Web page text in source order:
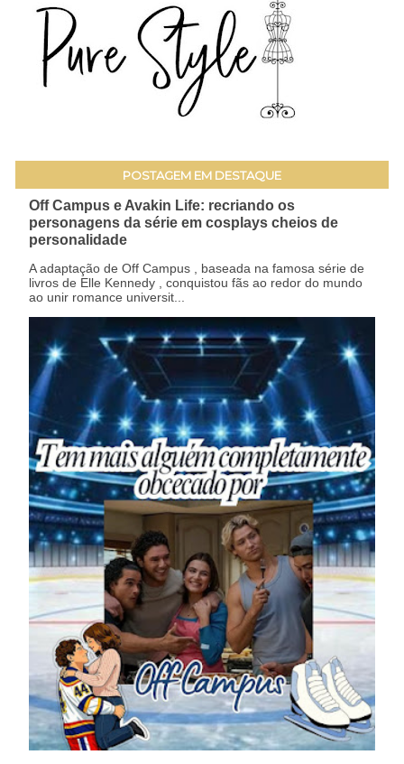
POSTAGEM EM DESTAQUE
Off Campus e Avakin Life: recriando os
personagens da série em cosplays cheios de
personalidade
A adaptação de Off Campus , baseada na famosa série de
livros de Elle Kennedy , conquistou fãs ao redor do mundo
ao unir romance universit...